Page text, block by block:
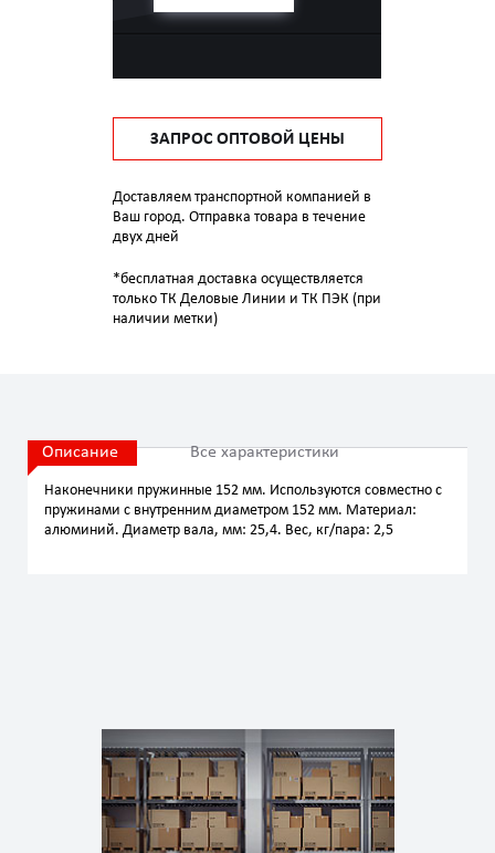
ЗАПРОС ОПТОВОЙ ЦЕНЫ
Доставляем транспортной компанией в
Ваш город. Отправка товара в течение
двух дней
*бесплатная доставка осуществляется
только ТК Деловые Линии и ТК ПЭК (при
наличии метки)
Описание Все характеристики
Наконечники пружинные 152 мм. Используются совместно с
пружинами с внутренним диаметром 152 мм. Материал:
алюминий. Диаметр вала, мм: 25,4. Вес, кг/пара: 2,5